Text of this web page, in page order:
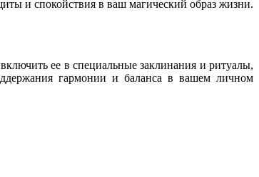
и спокойствия в ваш магический образ жизни.
ее в специальные заклинания и ритуалы,
гармонии и баланса в вашем личном